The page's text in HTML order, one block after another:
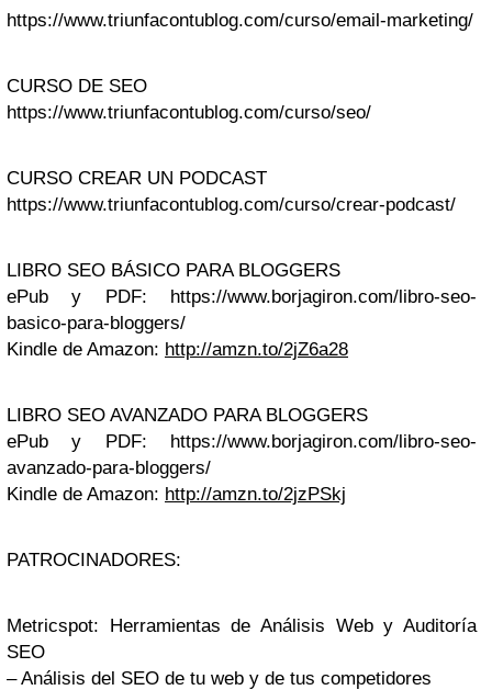
https://www.triunfacontublog.com/curso/email-marketing/
CURSO DE SEO
https://www.triunfacontublog.com/curso/seo/
CURSO CREAR UN PODCAST
https://www.triunfacontublog.com/curso/crear-podcast/
LIBRO SEO BÁSICO PARA BLOGGERS
ePub y PDF: https://www.borjagiron.com/libro-seo-
basico-para-bloggers/
Kindle de Amazon: http://amzn.to/2jZ6a28
LIBRO SEO AVANZADO PARA BLOGGERS
ePub y PDF: https://www.borjagiron.com/libro-seo-
avanzado-para-bloggers/
Kindle de Amazon: http://amzn.to/2jzPSkj
PATROCINADORES:
Metricspot: Herramientas de Análisis Web y Auditoría
SEO
– Análisis del SEO de tu web y de tus competidores